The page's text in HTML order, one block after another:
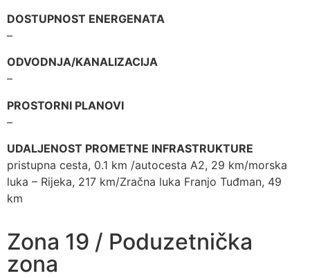
DOSTUPNOST ENERGENATA
–
ODVODNJA/KANALIZACIJA
–
PROSTORNI PLANOVI
–
UDALJENOST PROMETNE INFRASTRUKTURE
pristupna cesta, 0.1 km /autocesta A2, 29 km/morska
luka – Rijeka, 217 km/Zračna luka Franjo Tuđman, 49
km
Zona 19 / Poduzetnička
zona